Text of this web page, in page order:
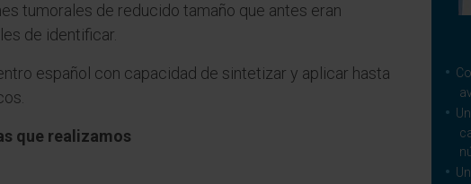
tumorales de reducido tamaño que antes eran
de identificar.
español con capacidad de sintetizar y aplicar hasta
que realizamos